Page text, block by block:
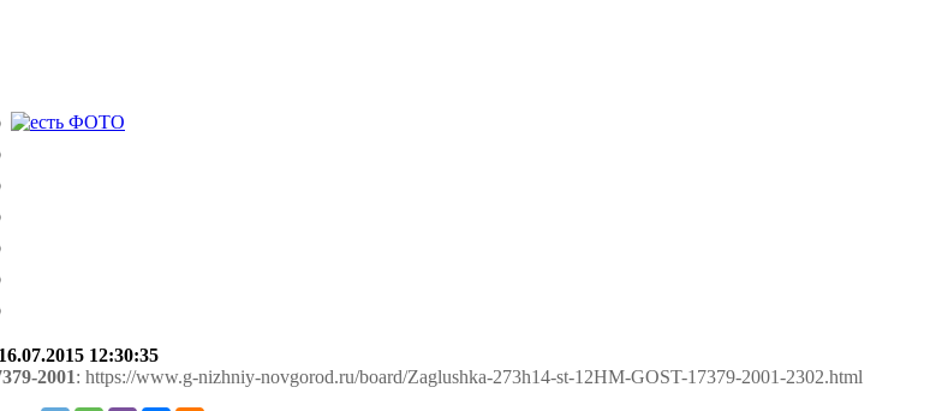
16.07.2015 12:30:35
2001: https://www.g-nizhniy-novgorod.ru/board/Zaglushka-273h14-st-12HM-GOST-17379-2001-2302.html